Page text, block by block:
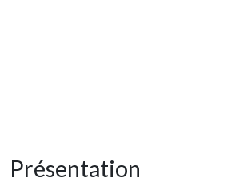
Présentation